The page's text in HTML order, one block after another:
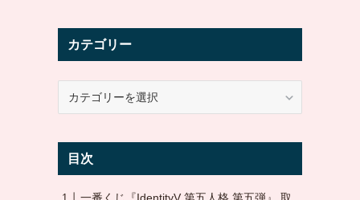
カテゴリー
リ
目次